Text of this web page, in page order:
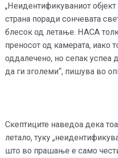
„Неидентификуваниот
страна поради сончевата
блесок од летање. НАСА
преносот од камерата, иако
оддалечено, но сепак успеа
да ги зголеми“, пишува во
Скептиците наведоа дека
летало, туку
што во прашање е само